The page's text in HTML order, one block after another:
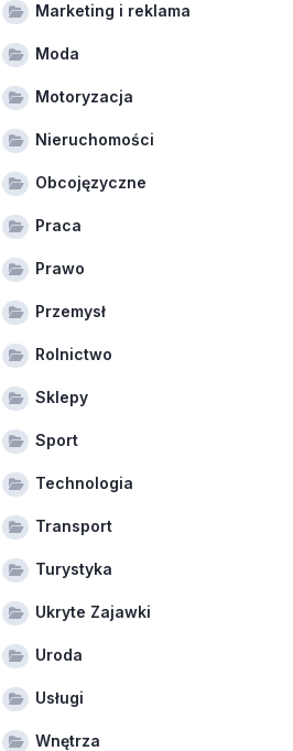
Marketing i reklama
Moda
Motoryzacja
Nieruchomości
Obcojęzyczne
Praca
Prawo
Przemysł
Rolnictwo
Sklepy
Sport
Technologia
Transport
Turystyka
Ukryte Zajawki
Uroda
Usługi
Wnętrza